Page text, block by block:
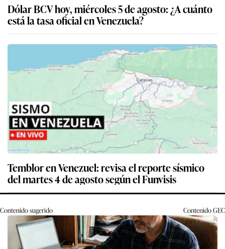
Dólar BCV hoy, miércoles 5 de agosto: ¿A cuánto
está la tasa oficial en Venezuela?
Temblor en Venezuel: revisa el reporte sísmico
del martes 4 de agosto según el Funvisis
Contenido sugerido ContenidoGEC